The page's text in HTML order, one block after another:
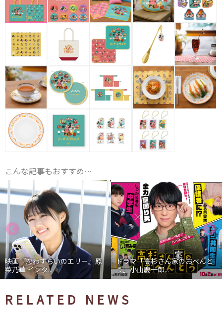
こんな記事もおすすめ…
映画『恋わずらいのエリー』原
菜乃華 インタ...
ドラマ「高杉さん家のおべんと
う」小山慶一郎...
RELATED NEWS